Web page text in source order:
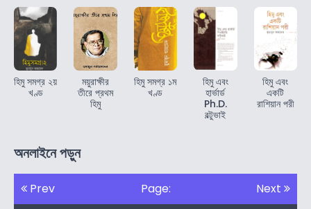
হিমু সমগ্র ২য়
খণ্ড
ময়ুরাক্ষীর
তীরে প্রথম
হিমু
হিমু সমগ্র ১ম
খণ্ড
হিমু এবং
হার্ভার্ড
Ph.D.
বল্টুভাই
হিমু এবং
একটি
রাশিয়ান পরী
অনলাইনে পড়ুন
Prev Page: Next